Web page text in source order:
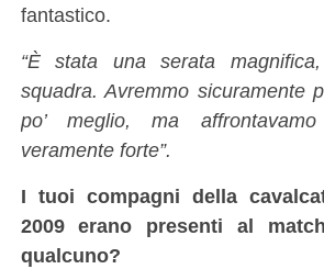
fantastico.
“È stata una serata
squadra. Avremmo sicuramente
po’ meglio, ma
veramente forte”.
I tuoi compagni della
2009 erano presenti al
qualcuno?